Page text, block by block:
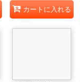
カートに入れる